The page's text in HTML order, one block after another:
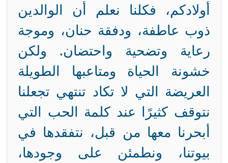
أولادكم، فكلنا نعلم أن الوالدين
ذوب عاطفة، ودفقة حنان، وموجة
رعاية وتضحية واحتضان. ولكن
خشونة الحياة ومتاعبها الطويلة
العريضة التي لا تكاد تنتهي تجعلنا
نتوقف كثيرًا عند كلمة الحب التي
أبحرنا معها من قبل، نتفقدها في
بيوتنا، ونطمئن على وجودها،